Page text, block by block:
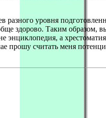
разного уровня
здорово. Таким образом,
энциклопедия, а
прошу считать меня